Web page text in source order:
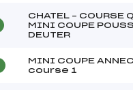
CHATEL – COURSE
MINI COUPE
DEUTER
MINI COUPE
course 1